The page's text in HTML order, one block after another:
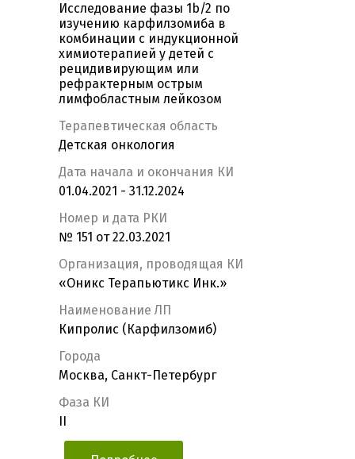
Исследование фазы 1b/2 по
изучению карфилзомиба в
комбинации с индукционной
химиотерапией у детей с
рецидивирующим или
рефрактерным острым
лимфобластным лейкозом
Терапевтическая область
Детская онкология
Дата начала и окончания КИ
01.04.2021 - 31.12.2024
Номер и дата РКИ
№ 151 от 22.03.2021
Организация, проводящая КИ
«Оникс Терапьютикс Инк.»
Наименование ЛП
Кипролис (Карфилзомиб)
Города
Москва, Санкт-Петербург
Фаза КИ